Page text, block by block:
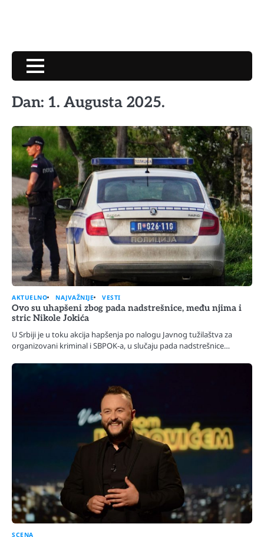
Dan: 1. Augusta 2025.
AKTUELNO NAJVAŽNIJE VESTI
Ovo su uhapšeni zbog pada nadstrešnice, među njima i
stric Nikole Jokića
U Srbiji je u toku akcija hapšenja po nalogu Javnog tužilaštva za
organizovani kriminal i SBPOK-a, u slučaju pada nadstrešnice…
SCENA